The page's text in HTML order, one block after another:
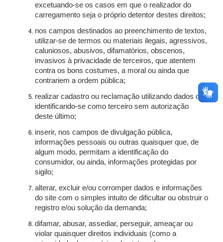
excetuando-se os casos em que o realizador do
carregamento seja o próprio detentor destes direitos;
nos campos destinados ao preenchimento de textos,
utilizar-se de termos ou materiais ilegais, agressivos,
caluniosos, abusivos, difamatórios, obscenos,
invasivos à privacidade de terceiros, que atentem
contra os bons costumes, a moral ou ainda que
contrariem a ordem pública;
realizar cadastro ou reclamação utilizando dados ou
identificando-se como terceiro sem autorização
deste último;
inserir, nos campos de divulgação pública,
informações pessoais ou outras quaisquer que, de
algum modo, permitam a identificação do
consumidor, ou ainda, informações protegidas por
sigilo;
alterar, excluir e/ou corromper dados e informações
do site com o simples intuito de dificultar ou obstruir o
registro e/ou solução da demanda;
difamar, abusar, assediar, perseguir, ameaçar ou
violar quaisquer direitos individuais (como a